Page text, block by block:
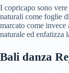
I copricapo sono
naturali come foglie
marcato come invece
naturale ed enfatizza
Bali danza